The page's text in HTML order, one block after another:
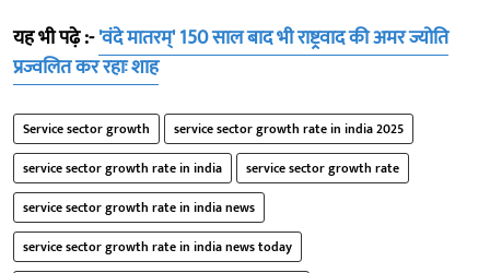
यह भी पढ़े :-'वंदे मातरम्' 150 साल बाद भी राष्ट्रवाद की अमर ज्योति
प्रज्वलित कर रहाः शाह
Service sector growth
service sector growth rate in india 2025
service sector growth rate in india
service sector growth rate
service sector growth rate in india news
service sector growth rate in india news today